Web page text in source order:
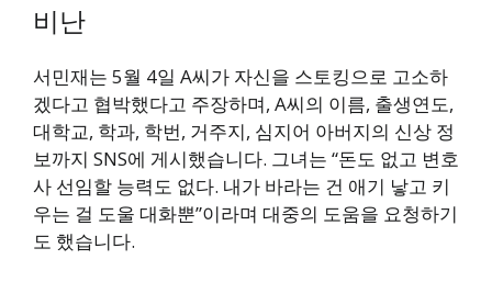
비난
서민재는 5월 4일 A씨가 자신을 스토킹으로 고소하
겠다고 협박했다고 주장하며, A씨의 이름, 출생연도,
대학교, 학과, 학번, 거주지, 심지어 아버지의 신상 정
보까지 SNS에 게시했습니다. 그녀는 “돈도 없고 변호
사 선임할 능력도 없다. 내가 바라는 건 애기 낳고 키
우는 걸 도울 대화뿐”이라며 대중의 도움을 요청하기
도 했습니다.